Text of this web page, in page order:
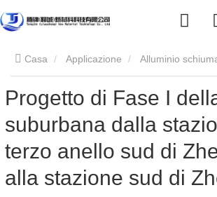
Casa Applicazione Alluminio
Fase I della ferrovia suburbana dalla
sud di Zhengzhou alla stazione sud di
Progetto di Fase I
suburbana dalla
terzo anello sud di
alla stazione sud di